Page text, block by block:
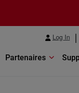
Log In
Partenaires